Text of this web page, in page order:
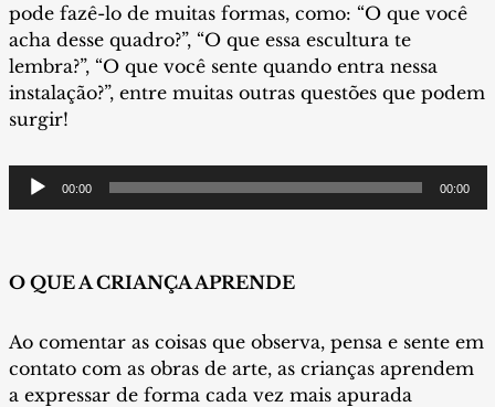
pode fazê-lo de muitas formas, como: “O que você
acha desse quadro?”, “O que essa escultura te
lembra?”, “O que você sente quando entra nessa
instalação?”, entre muitas outras questões que podem
surgir!
Tocador
de
00:00 00:00
O QUE A CRIANÇA APRENDE
Ao comentar as coisas que observa, pensa e sente em
contato com as obras de arte, as crianças aprendem
a expressar de forma cada vez mais apurada